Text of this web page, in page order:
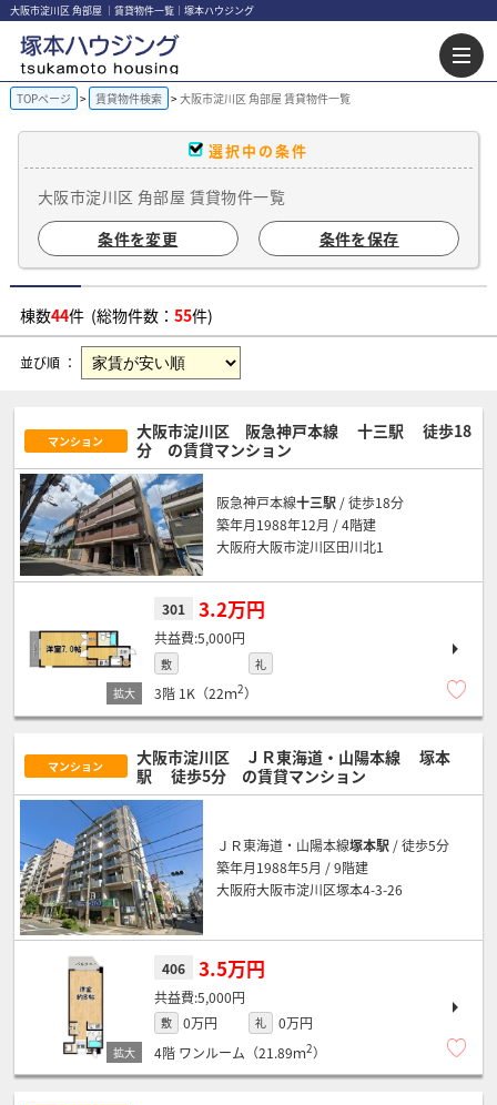
大阪市淀川区 角部屋 ｜賃貸物件一覧｜塚本ハウジング
TOPページ 賃貸物件検索 大阪市淀川区 角部屋 賃貸物件一覧
選択中の条件
大阪市淀川区 角部屋 賃貸物件一覧
条件を変更
条件を保存
棟数44件 (総物件数： 55件)
並び順 ：
マンション 大阪市淀川区 阪急神戸本線 十三駅
徒歩18
分 の賃貸マンション
阪急神戸本線十三駅 / 徒歩18分
築年月1988年12月 / 4階建
大阪府大阪市淀川区田川北1
301 3.2万円
5,000円
敷 礼
3階 1K（22ｍ2）
マンション 大阪市淀川区 ＪＲ東海道・山陽本線
塚本
駅
徒歩5分 の賃貸マンション
ＪＲ東海道・山陽本線塚本駅 / 徒歩5分
築年月1988年5月 / 9階建
大阪府大阪市淀川区塚本4-3-26
406 3.5万円
5,000円
敷 0万円 礼
0万円
4階 ワンルーム（21.89ｍ2）